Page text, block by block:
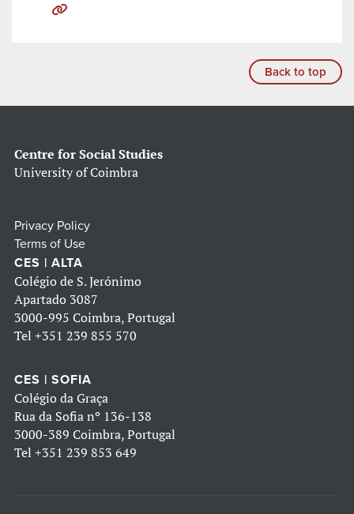
Back to top
Centre for Social Studies
University of Coimbra
Privacy Policy
Terms of Use
CES | ALTA
Colégio de S. Jerónimo
Apartado 3087
3000-995 Coimbra, Portugal
Tel +351 239 855 570
CES | SOFIA
Colégio da Graça
Rua da Sofia nº 136-138
3000-389 Coimbra, Portugal
Tel +351 239 853 649